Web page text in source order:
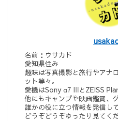
名前：ウサカド
愛知県住み
趣味は写真撮影と旅行やアナ
ット等々。
愛機はSony α7 IIIとZEISS
他にもキャンプや映画鑑賞、
誰かの役に立つ情報を発信し
どうぞどうぞゆったり見てく